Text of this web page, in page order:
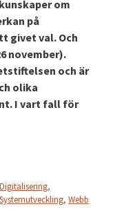
om
på
givet val. Och
november).
och är
olika
I vart fall för
Digitalisering,
Systemutveckling, Webb